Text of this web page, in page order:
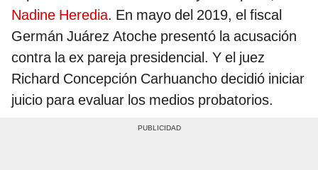
Nadine Heredia. En mayo del 2019, el fiscal
Germán Juárez Atoche presentó la acusación
contra la ex pareja presidencial. Y el juez
Richard Concepción Carhuancho decidió iniciar
juicio para evaluar los medios probatorios.